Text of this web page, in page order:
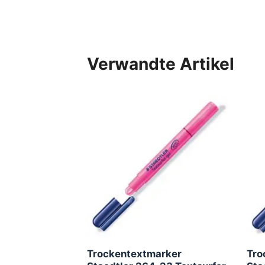
Verwandte Artikel
Trockentextmarker